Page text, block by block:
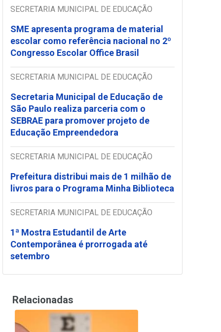
SECRETARIA MUNICIPAL DE EDUCAÇÃO
SME apresenta programa de material
escolar como referência nacional no 2º
Congresso Escolar Office Brasil
SECRETARIA MUNICIPAL DE EDUCAÇÃO
Secretaria Municipal de Educação de
São Paulo realiza parceria com o
SEBRAE para promover projeto de
Educação Empreendedora
SECRETARIA MUNICIPAL DE EDUCAÇÃO
Prefeitura distribui mais de 1 milhão de
livros para o Programa Minha Biblioteca
SECRETARIA MUNICIPAL DE EDUCAÇÃO
1ª Mostra Estudantil de Arte
Contemporânea é prorrogada até
setembro
Relacionadas